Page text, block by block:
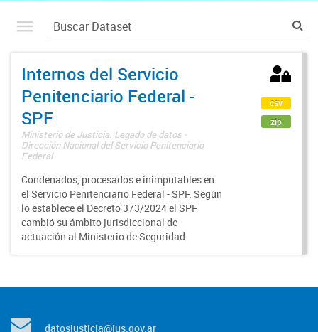
Internos del Servicio
Penitenciario Federal -
SPF
Ministerio de Justicia. Legado de datos -
Dirección Nacional del Servicio Penitenciario
Federal
Condenados, procesados e inimputables en
el Servicio Penitenciario Federal - SPF. Según
lo establece el Decreto 373/2024 el SPF
cambió su ámbito jurisdiccional de
actuación al Ministerio de Seguridad.
csv
zip
datosjusticia@jus.gov.ar